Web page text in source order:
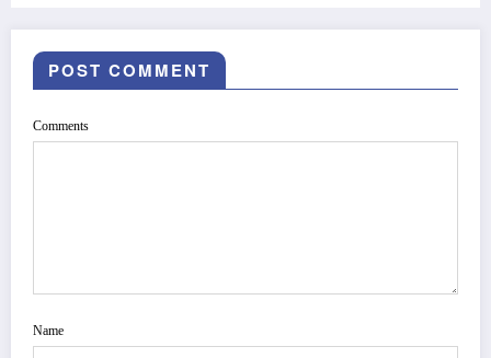
POST COMMENT
Comments
Name